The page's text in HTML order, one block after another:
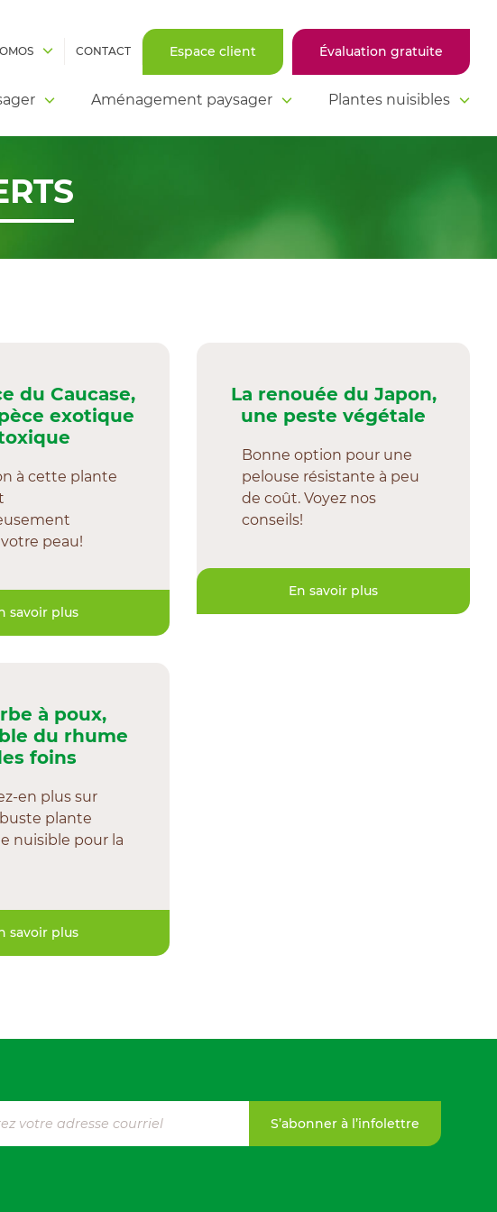
CONTACT Espace client Évaluation gratuite
Aménagement paysager Plantes nuisibles
du Caucase,
exotique
à cette plante
peau!
savoir plus
La renouée du Japon,
une peste végétale
Bonne option pour une
pelouse résistante à peu
de coût. Voyez nos
conseils!
En savoir plus
à poux,
du rhume
foins
en plus sur
plante
nuisible pour la
savoir plus
S’abonner à l’infolettre